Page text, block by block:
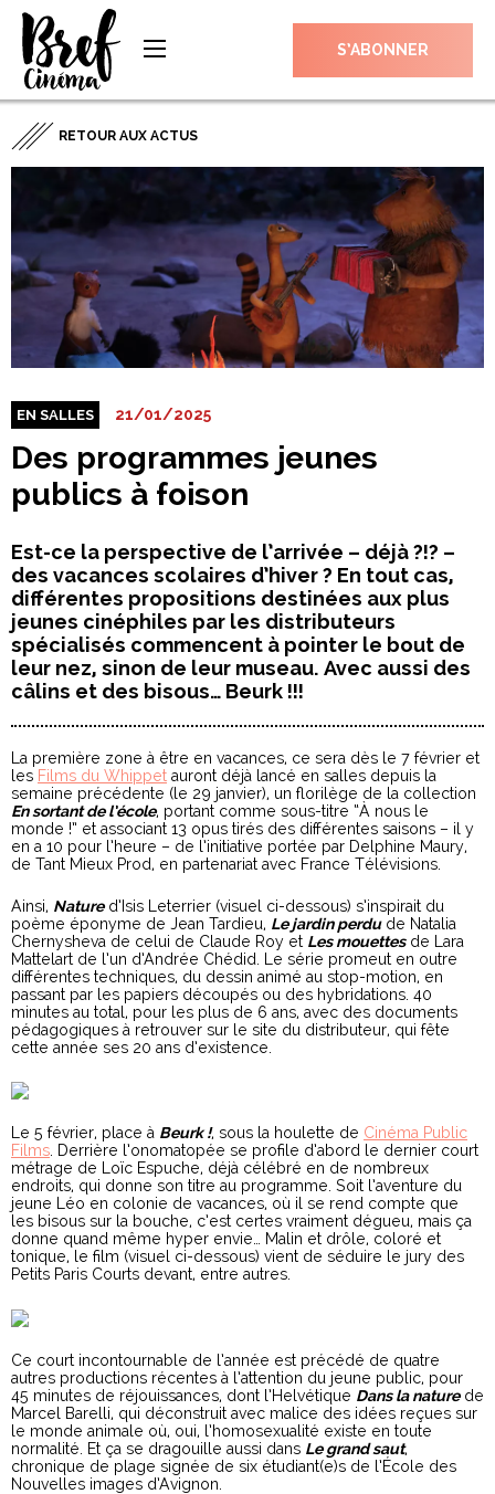
S’ABONNER
RETOUR AUX ACTUS
EN SALLES 21/01/2025
Des programmes jeunes
publics à foison
Est-ce la perspective de l’arrivée – déjà ?!? –
des vacances scolaires d’hiver ? En tout cas,
différentes propositions destinées aux plus
jeunes cinéphiles par les distributeurs
spécialisés commencent à pointer le bout de
leur nez, sinon de leur museau. Avec aussi des
câlins et des bisous… Beurk !!!
La première zone à être en vacances, ce sera dès le 7 février et
les Films du Whippet auront déjà lancé en salles depuis la
semaine précédente (le 29 janvier), un florilège de la collection
En sortant de l’école, portant comme sous-titre “À nous le
monde !” et associant 13 opus tirés des différentes saisons – il y
en a 10 pour l’heure – de l’initiative portée par Delphine Maury,
de Tant Mieux Prod, en partenariat avec France Télévisions.
Ainsi, Natured’Isis Leterrier (visuel ci-dessous) s’inspirait du
poème éponyme de Jean Tardieu, Le jardin perdude Natalia
Chernysheva de celui de Claude Roy et Les mouettesde Lara
Mattelart de l’un d’Andrée Chédid. Le série promeut en outre
différentes techniques, du dessin animé au stop-motion, en
passant par les papiers découpés ou des hybridations. 40
minutes au total, pour les plus de 6 ans, avec des documents
pédagogiques à retrouver sur le site du distributeur, qui fête
cette année ses 20 ans d’existence.
Le 5 février, place à Beurk !, sous la houlette de Cinéma Public
Films. Derrière l’onomatopée se profile d’abord le dernier court
métrage de Loïc Espuche, déjà célébré en de nombreux
endroits, qui donne son titre au programme. Soit l’aventure du
jeune Léo en colonie de vacances, où il se rend compte que
les bisous sur la bouche, c’est certes vraiment dégueu, mais ça
donne quand même hyper envie… Malin et drôle, coloré et
tonique, le film (visuel ci-dessous) vient de séduire le jury des
Petits Paris Courts devant, entre autres.
Ce court incontournable de l’année est précédé de quatre
autres productions récentes à l’attention du jeune public, pour
45 minutes de réjouissances, dont l’Helvétique Dans la naturede
Marcel Barelli, qui déconstruit avec malice des idées reçues sur
le monde animale où, oui, l’homosexualité existe en toute
normalité. Et ça se dragouille aussi dans Le grand saut,
chronique de plage signée de six étudiant(e)s de l’École des
Nouvelles images d’Avignon.